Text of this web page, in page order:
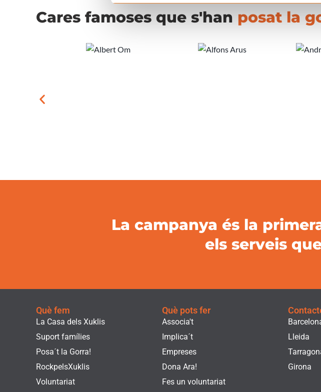
Cares famoses que s'han posat la
La campanya és la
els serveis
Què fem
La Casa dels Xuklis
Suport famílies
Posa´t la Gorra!
RockpelsXuklis
Voluntariat
Què pots fer
Associa't
Implica´t
Empreses
Dona Ara!
Fes un voluntariat
Lleida
Girona